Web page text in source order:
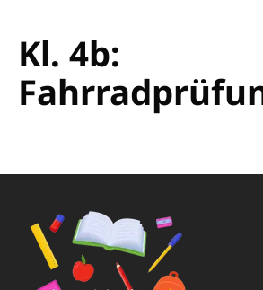
Kl. 4b: